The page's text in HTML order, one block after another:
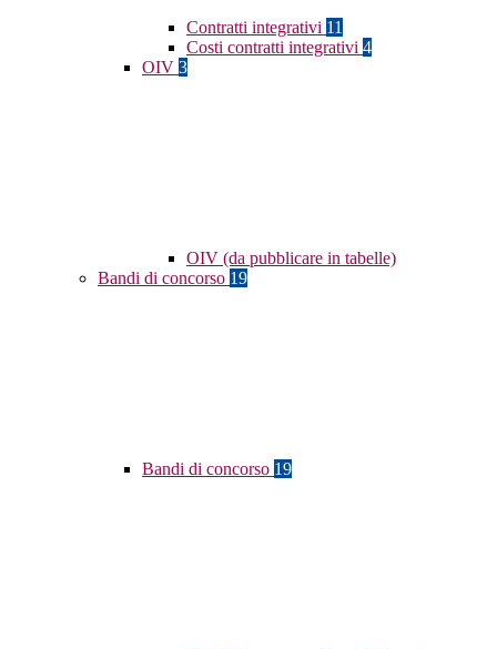
Contratti integrativi 11
Costi contratti integrativi 4
OIV 3
OIV (da pubblicare in tabelle)
Bandi di concorso 19
Bandi di concorso 19